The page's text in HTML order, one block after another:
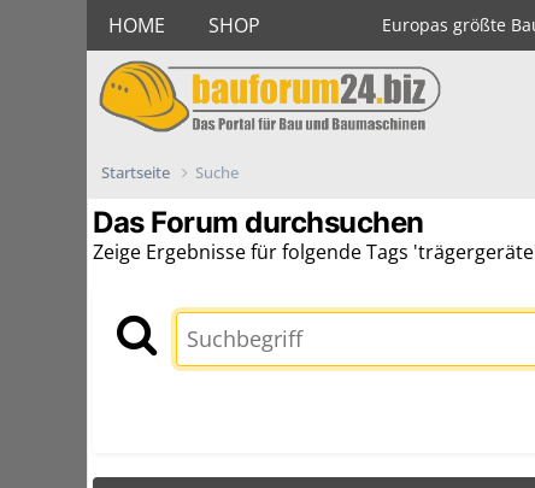
HOME SHOP Europas größte
Startseite Suche
Das Forum durchsuchen
Zeige Ergebnisse für folgende Tags